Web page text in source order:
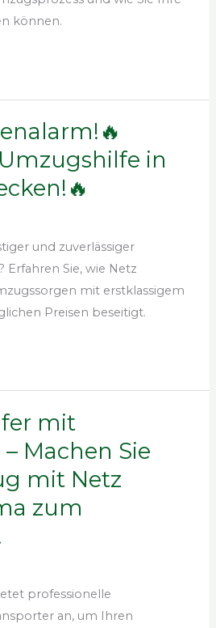
können.
in
und zuverlässiger
Erfahren Sie, wie Netz
mit erstklassigem
Preisen beseitigt.
mit
Machen Sie
mit Netz
zum
professionelle
an, um Ihren